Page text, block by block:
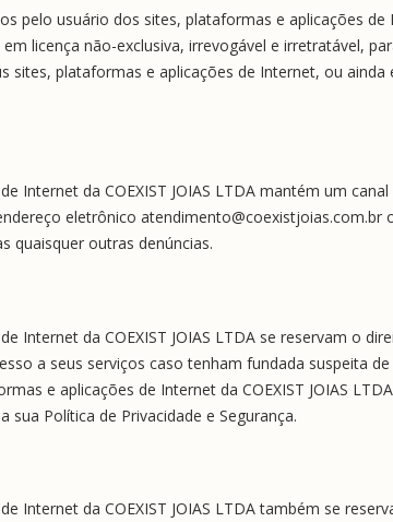
pelo usuário dos sites, plataformas e aplicações de
licença não-exclusiva, irrevogável e irretratável,
sites, plataformas e aplicações de Internet, ou
Internet da COEXIST JOIAS LTDA mantém um
eletrônico atendimento@coexistjoias.com.br
quaisquer outras denúncias.
Internet da COEXIST JOIAS LTDA se reservam o
a seus serviços caso tenham fundada suspeita
e aplicações de Internet da COEXIST JOIAS
Política de Privacidade e Segurança.
Internet da COEXIST JOIAS LTDA também se